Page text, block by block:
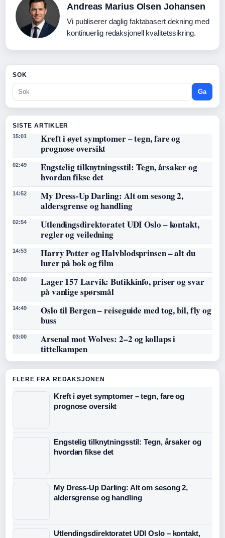
Andreas Marius Olsen Johansen
Vi publiserer daglig faktabasert dekning med
kontinuerlig redaksjonell kvalitetssikring.
SOK
Ga
SISTE ARTIKLER
15:01
Kreft i øyet symptomer – tegn, fare og
prognose oversikt
02:49
Engstelig tilknytningsstil: Tegn, årsaker og
hvordan fikse det
14:52
My Dress-Up Darling: Alt om sesong 2,
aldersgrense og handling
02:54
Utlendingsdirektoratet UDI Oslo – kontakt,
regler og veiledning
14:53
Harry Potter og Halvblodsprinsen – alt du
lurer på bok og film
03:00
Lager 157 Larvik: Butikkinfo, priser og svar
på vanlige spørsmål
14:49
Oslo til Bergen – reiseguide med tog, bil, fly og
buss
03:00
Arsenal mot Wolves: 2–2 og kollaps i
tittelkampen
FLERE FRA REDAKSJONEN
Kreft i øyet symptomer – tegn, fare og
prognose oversikt
Engstelig tilknytningsstil: Tegn, årsaker og
hvordan fikse det
My Dress-Up Darling: Alt om sesong 2,
aldersgrense og handling
Utlendingsdirektoratet UDI Oslo – kontakt,